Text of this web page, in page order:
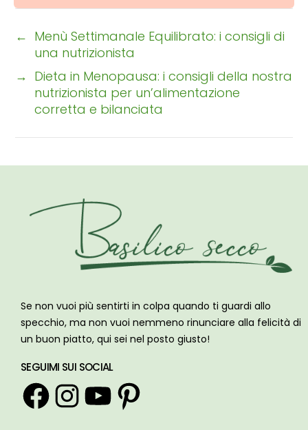
← Menù Settimanale Equilibrato: i consigli di
una nutrizionista
→ Dieta in Menopausa: i consigli della nostra
nutrizionista per un’alimentazione
corretta e bilanciata
Se non vuoi più sentirti in colpa quando ti guardi allo
specchio, ma non vuoi nemmeno rinunciare alla felicità di
un buon piatto, qui sei nel posto giusto!
SEGUIMI SUI SOCIAL
Facebook
Instagram
YouTube
Pinterest